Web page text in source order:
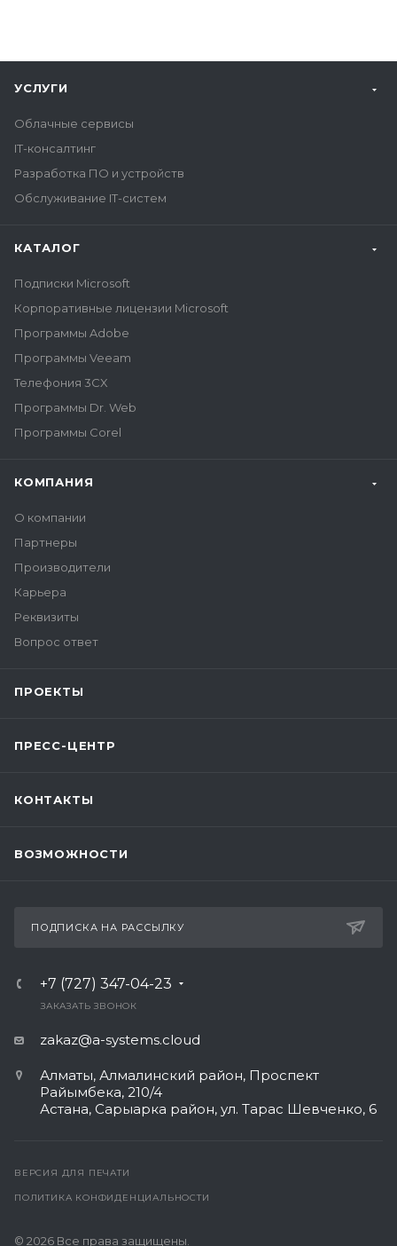
УСЛУГИ
Облачные сервисы
IT-консалтинг
Разработка ПО и устройств
Обслуживание IT-систем
КАТАЛОГ
Подписки Microsoft
Корпоративные лицензии Microsoft
Программы Adobe
Программы Veeam
Телефония 3CX
Программы Dr. Web
Программы Corel
КОМПАНИЯ
О компании
Партнеры
Производители
Карьера
Реквизиты
Вопрос ответ
ПРОЕКТЫ
ПРЕСС-ЦЕНТР
КОНТАКТЫ
ВОЗМОЖНОСТИ
ПОДПИСКА НА РАССЫЛКУ
+7 (727) 347-04-23
ЗАКАЗАТЬ ЗВОНОК
zakaz@a-systems.cloud
Алматы, ​Алмалинский район, Проспект
Райымбека, 210/4
Астана, Сарыарка район, ул. Тарас Шевченко, 6​
ВЕРСИЯ ДЛЯ ПЕЧАТИ
ПОЛИТИКА КОНФИДЕНЦИАЛЬНОСТИ
© 2026 Все права защищены.